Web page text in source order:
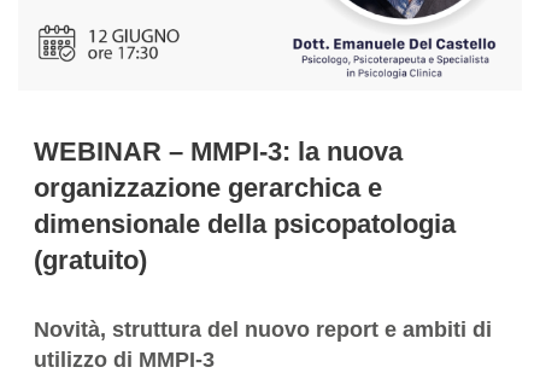
WEBINAR – MMPI-3: la nuova
organizzazione gerarchica e
dimensionale della psicopatologia
(gratuito)
Novità, struttura del nuovo report e ambiti di
utilizzo di MMPI-3